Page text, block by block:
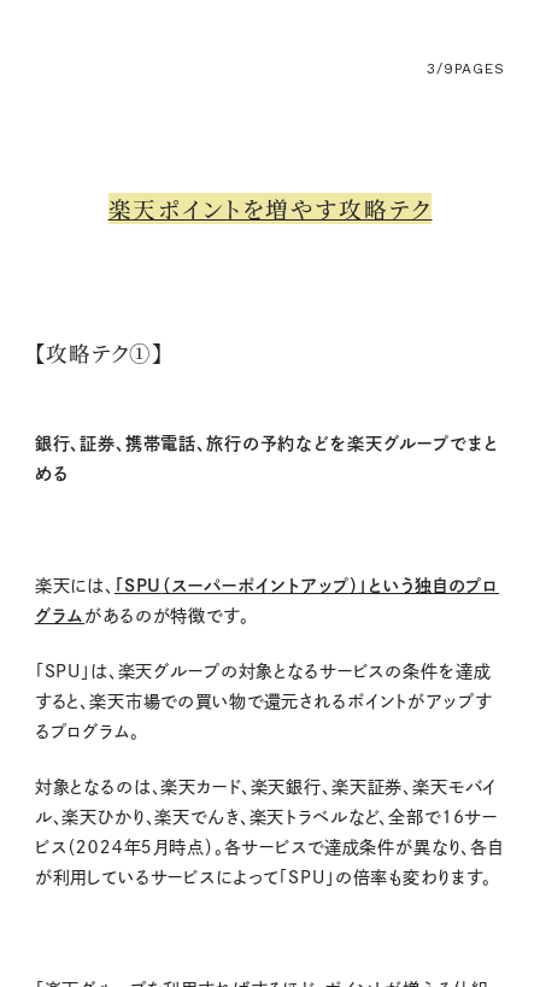
3/9 PAGES
楽天ポイントを増やす攻略テク
【攻略テク①】
銀行、証券、携帯電話、旅行の予約などを楽天グループでまと
める
楽天には、 「SPU （スーパーポイントアップ）」という独自のプロ
グラム があるのが特徴です。
SPU 」は、楽天グループの対象となるサービスの条件を達成
すると、楽天市場での買い物で還元されるポイントがアップす
るプログラム。
対象となるのは、楽天カード、楽天銀行、楽天証券、楽天モバイ
ル、楽天ひかり、楽天でんき、楽天トラベルなど、全部で16サー
ビス（２０２４年５月時点）。各サービスで達成条件が異なり、各自
が利用しているサービスによって「 SPU 」の倍率も変わります。